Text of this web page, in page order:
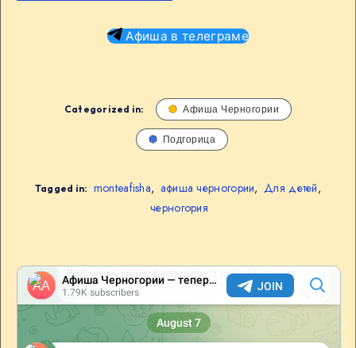
Афиша в телеграме
Categorized in: Афиша Черногории
Подгорица
Tagged in: monteafisha, афиша черногории, Для детей,
черногория